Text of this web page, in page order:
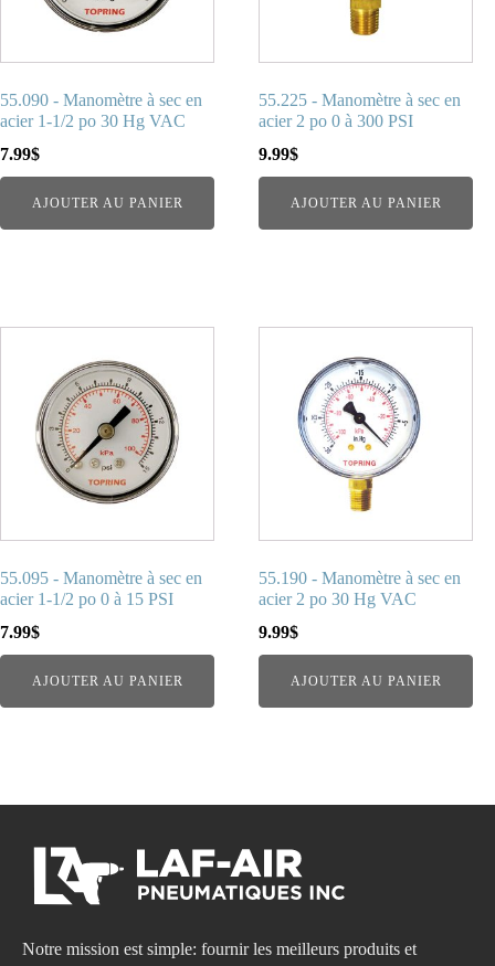
55.090 - Manomètre à sec en
acier 1-1/2 po 30 Hg VAC
7.99$
AJOUTER AU PANIER
55.225 - Manomètre à sec en
acier 2 po 0 à 300 PSI
9.99$
AJOUTER AU PANIER
55.095 - Manomètre à sec en
acier 1-1/2 po 0 à 15 PSI
7.99$
AJOUTER AU PANIER
55.190 - Manomètre à sec en
acier 2 po 30 Hg VAC
9.99$
AJOUTER AU PANIER
Notre mission est simple: fournir les meilleurs produits et